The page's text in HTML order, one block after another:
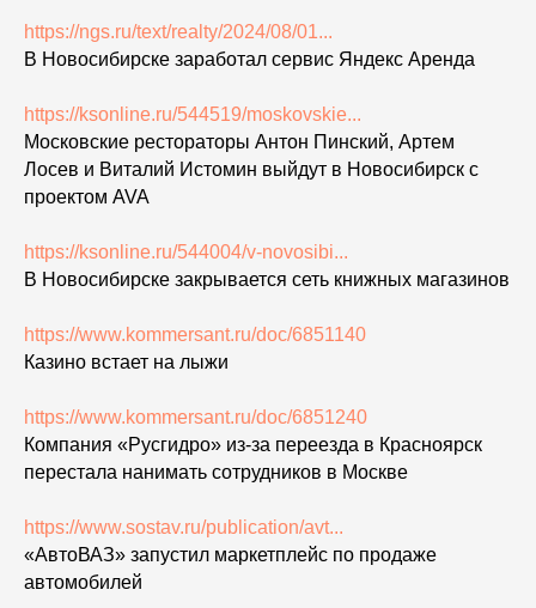
https://ngs.ru/text/realty/2024/08/01...
В Новосибирске заработал сервис Яндекс Аренда
https://ksonline.ru/544519/moskovskie...
Московские рестораторы Антон Пинский, Артем
Лосев и Виталий Истомин выйдут в Новосибирск с
проектом AVA
https://ksonline.ru/544004/v-novosibi...
В Новосибирске закрывается сеть книжных магазинов
https://www.kommersant.ru/doc/6851140
Казино встает на лыжи
https://www.kommersant.ru/doc/6851240
Компания «Русгидро» из-за переезда в Красноярск
перестала нанимать сотрудников в Москве
https://www.sostav.ru/publication/avt...
«АвтоВАЗ» запустил маркетплейс по продаже
автомобилей